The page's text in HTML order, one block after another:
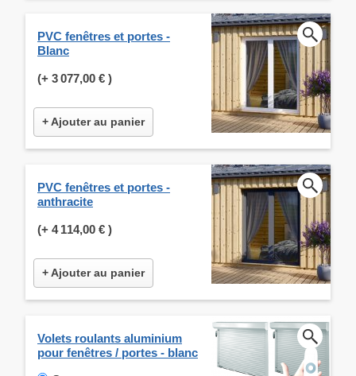
PVC fenêtres et portes -
Blanc
(+ 3 077,00 € )
+ Ajouter au panier
PVC fenêtres et portes -
anthracite
(+ 4 114,00 € )
+ Ajouter au panier
Volets roulants aluminium
pour fenêtres / portes - blanc